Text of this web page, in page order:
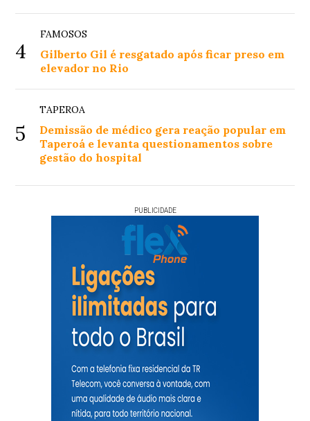
4
FAMOSOS
Gilberto Gil é resgatado após ficar preso em
elevador no Rio
5
TAPEROA
Demissão de médico gera reação popular em
Taperoá e levanta questionamentos sobre
gestão do hospital
PUBLICIDADE